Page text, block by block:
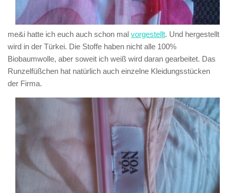
me&i hatte ich euch auch schon mal vorgestellt. Und hergestellt
wird in der Türkei. Die Stoffe haben nicht alle 100%
Biobaumwolle, aber soweit ich weiß wird daran gearbeitet. Das
Runzelfüßchen hat natürlich auch einzelne Kleidungsstücken
der Firma.